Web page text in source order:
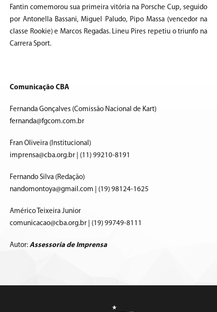
Fantin comemorou sua primeira vitória na Porsche Cup, seguido
por Antonella Bassani, Miguel Paludo, Pipo Massa (vencedor na
classe Rookie) e Marcos Regadas. Lineu Pires repetiu o triunfo na
Carrera Sport.
Comunicação CBA
Fernanda Gonçalves (Comissão Nacional de Kart)
fernanda@fgcom.com.br
Fran Oliveira (Institucional)
imprensa@cba.org.br | (11) 99210-8191
Fernando Silva (Redação)
nandomontoya@gmail.com | (19) 98124-1625
Américo Teixeira Junior
comunicacao@cba.org.br | (19) 99749-8111
Autor: Assessoria de Imprensa